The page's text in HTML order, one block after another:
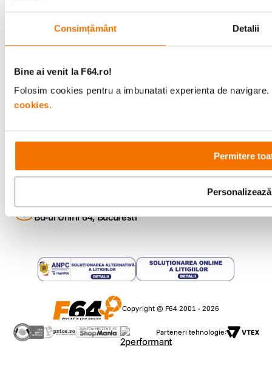
Consimțământ Detalii
Bine ai venit la F64.ro!
Folosim cookies pentru a imbunatati experienta de
cookies.
Permitere
Personalizează
Urmareste-ne
+40 21 270 0050
Showroom
Bd-ul Unirii 64, Bucuresti
Copyright © F64 2001 - 2026
Parteneri tehnologie: